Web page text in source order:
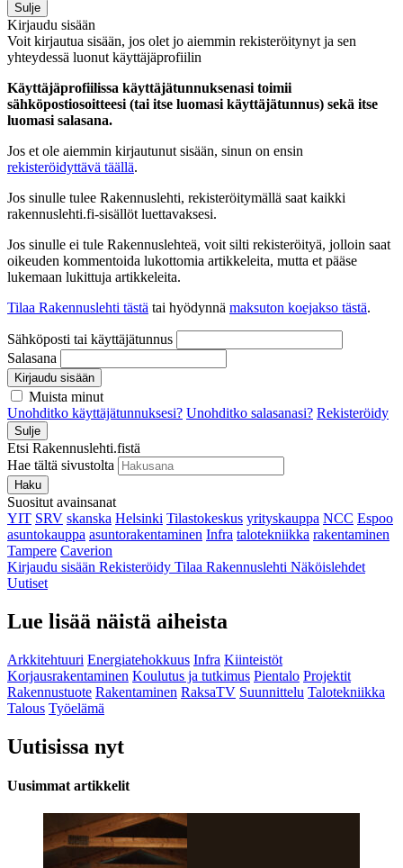
Sulje
Kirjaudu sisään
Voit kirjautua sisään, jos olet jo aiemmin rekisteröitynyt ja sen
yhteydessä luonut käyttäjäprofiilin
Käyttäjäprofiilissa käyttäjätunnuksenasi toimii
sähköpostiosoitteesi (tai itse luomasi käyttäjätunnus) sekä itse
luomasi salasana.
Jos et ole aiemmin kirjautunut sisään, sinun on ensin
rekisteröidyttävä täällä.
Jos sinulle tulee Rakennuslehti, rekisteröitymällä saat kaikki
rakennuslehti.fi-sisällöt luettavaksesi.
Jos sinulle ei tule Rakennuslehteä, voit silti rekisteröityä, jolloin saat
oikeuden kommentoida lukottomia artikkeleita, mutta et pääse
lukemaan lukittuja artikkeleita.
Tilaa Rakennuslehti tästä tai hyödynnä maksuton koejakso tästä.
Sähköposti tai käyttäjätunnus
Salasana
Kirjaudu sisään
Muista minut
Unohditko käyttäjätunnuksesi? Unohditko salasanasi? Rekisteröidy
Sulje
Etsi Rakennuslehti.fistä
Hae tältä sivustolta
Haku
Suositut avainsanat
YIT SRV skanska Helsinki Tilastokeskus yrityskauppa NCC Espoo
asuntokauppa asuntorakentaminen Infra talotekniikka rakentaminen
Tampere Caverion
Kirjaudu sisään Rekisteröidy Tilaa Rakennuslehti Näköislehdet
Uutiset
Lue lisää näistä aiheista
Arkkitehtuuri Energiatehokkuus Infra Kiinteistöt
Korjausrakentaminen Koulutus ja tutkimus Pientalo Projektit
Rakennustuote Rakentaminen RaksaTV Suunnittelu Talotekniikka
Talous Työelämä
Uutisissa nyt
Uusimmat artikkelit